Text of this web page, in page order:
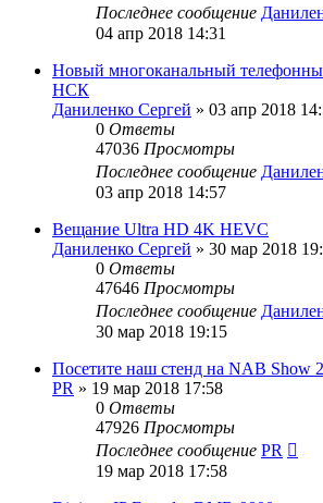
Последнее сообщение
04 апр 2018 14:31
Новый многоканальный
НСК
Даниленко Сергей » 03 апр 2018
0 Ответы
47036 Просмотры
Последнее сообщение
03 апр 2018 14:57
Вещание Ultra HD 4K HEVC
Даниленко Сергей » 30 мар 2018
0 Ответы
47646 Просмотры
Последнее сообщение
30 мар 2018 19:15
Посетите наш стенд на NAB Show
PR » 19 мар 2018 17:58
0 Ответы
47926 Просмотры
Последнее сообщение PR
19 мар 2018 17:58